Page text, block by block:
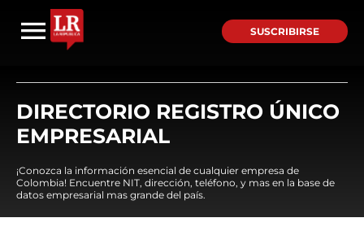
SUSCRIBIRSE
DIRECTORIO REGISTRO ÚNICO
EMPRESARIAL
¡Conozca la información esencial de cualquier empresa de
Colombia! Encuentre NIT, dirección, teléfono, y mas en la base de
datos empresarial mas grande del país.